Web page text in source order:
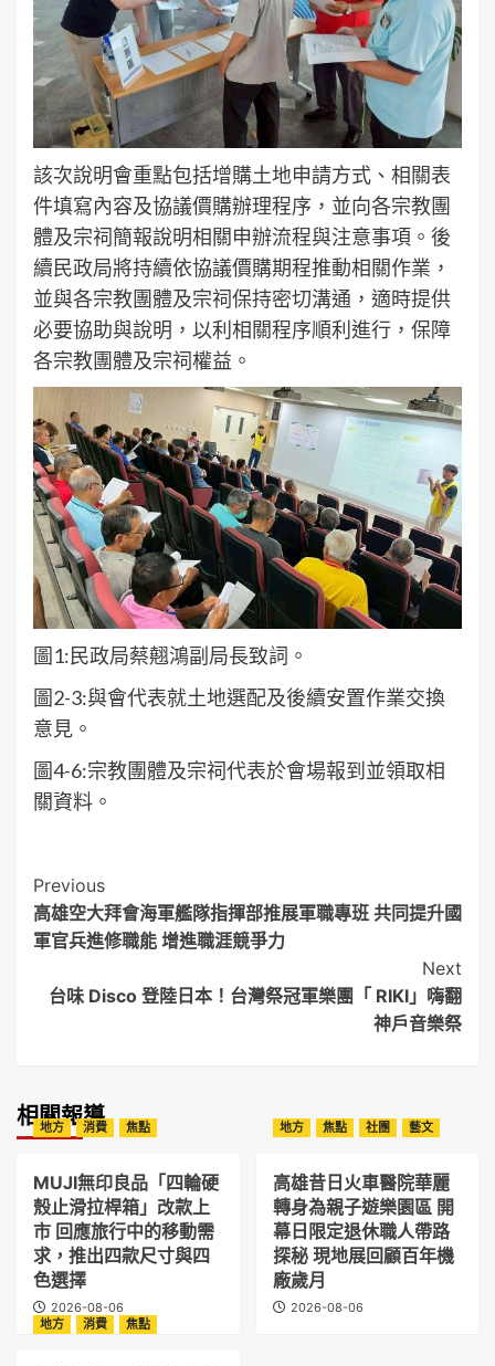
該次說明會重點包括增購土地申請方式、相關表
件填寫內容及協議價購辦理程序，並向各宗教團
體及宗祠簡報說明相關申辦流程與注意事項。後
續民政局將持續依協議價購期程推動相關作業，
並與各宗教團體及宗祠保持密切溝通，適時提供
必要協助與說明，以利相關程序順利進行，保障
各宗教團體及宗祠權益。
圖1:民政局蔡翹鴻副局長致詞。
圖2-3:與會代表就土地選配及後續安置作業交換
意見。
圖4-6:宗教團體及宗祠代表於會場報到並領取相
關資料。
Post
Navigation
Previous
高雄空大拜會海軍艦隊指揮部推展軍職專班 共同提升國
軍官兵進修職能 增進職涯競爭力
Next
台味 Disco 登陸日本！台灣祭冠軍樂團「 RIKI」嗨翻
神戶音樂祭
相關報導
地方 消費 焦點
MUJI無印良品「四輪硬
殼止滑拉桿箱」改款上
市 回應旅行中的移動需
求，推出四款尺寸與四
色選擇
2026-08-06
地方 焦點 社團 藝文
高雄昔日火車醫院華麗
轉身為親子遊樂園區 開
幕日限定退休職人帶路
探秘 現地展回顧百年機
廠歲月
2026-08-06
地方
消費 焦點